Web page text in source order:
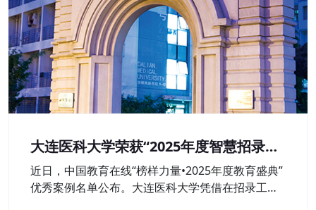
大连医科大学荣获“2025年度智慧招录较
好本科高校”奖
近日，中国教育在线“榜样力量•2025年度教育盛典”
优秀案例名单公布。大连医科大学凭借在招录工作